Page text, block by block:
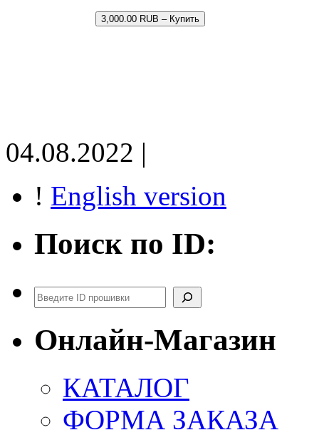
3,000.00 RUB – Купить
04.08.2022 |
! English version
Поиск по ID:
Поиск
Онлайн-Магазин
КАТАЛОГ
ФОРМА ЗАКАЗА